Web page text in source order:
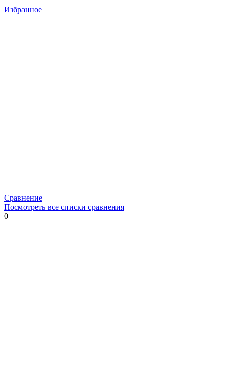
Избранное
Сравнение
Посмотреть все списки сравнения
0